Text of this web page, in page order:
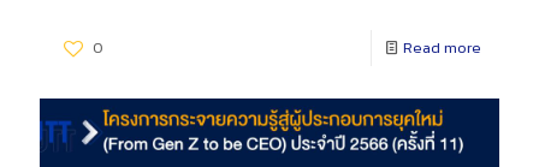
0 Read more